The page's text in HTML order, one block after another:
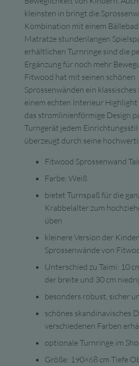
kleinsten in bringt die
Kombination mit einem
Matratze stundenlangen
erhältlichen Turnringe sind die
Ergänzung für noch mehr
Fitwood hat mit seinen schönen
Sprossenwänden ein
einem echten Interieur Highlight
das stromlinienförmige Design
Turngerät jedem Einrichtungsstil
überzeugt durch seine
Fitwood Sprossenwand
Farbe: Weiß
bietet Turnspaß für die
Krabbelalter zum
üben
kleinere Version der Kinder
Sprossenwände von
Unterschied zu Taimi: 10
der breite und 30 cm
besonders robust, sicher
schönes skandinavisches
verschiedenen Farben
optionale Turnringe im
Größe: 190×68 cm Tiefe